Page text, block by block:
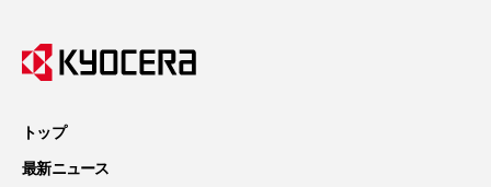
トップ
最新ニュース